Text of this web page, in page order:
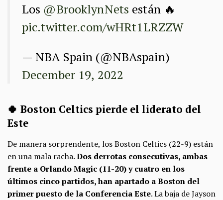
Los @BrooklynNets están 🔥
pic.twitter.com/wHRt1LRZZW
— NBA Spain (@NBAspain)
December 19, 2022
🍀 Boston Celtics pierde el liderato del
Este
De manera sorprendente, los Boston Celtics (22-9) están
en una mala racha.Dos derrotas consecutivas, ambas
frente a Orlando Magic (11-20) y cuatro en los
últimos cinco partidos, han apartado a Boston del
primer puesto de la Conferencia Este. La baja de Jayson